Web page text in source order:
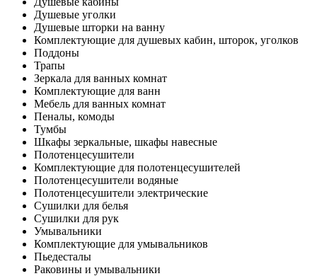
Душевые уголки
Душевые шторки на ванну
Комплектующие для душевых кабин, шторок, уголков
Поддоны
Трапы
Зеркала для ванных комнат
Комплектующие для ванн
Мебель для ванных комнат
Пеналы, комоды
Тумбы
Шкафы зеркальные, шкафы навесные
Полотенцесушители
Комплектующие для полотенцесушителей
Полотенцесушители водяные
Полотенцесушители электрические
Сушилки для белья
Сушилки для рук
Умывальники
Комплектующие для умывальников
Пьедесталы
Раковины и умывальники